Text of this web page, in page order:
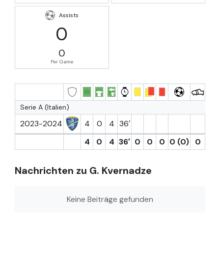
Assists
0
0
Per Game
Serie A (Italien)
2023-2024 4 0 4 36′
4
0 4 36′ 0 0 0 0 (0) 0
Nachrichten zu G. Kvernadze
Keine Beiträge gefunden